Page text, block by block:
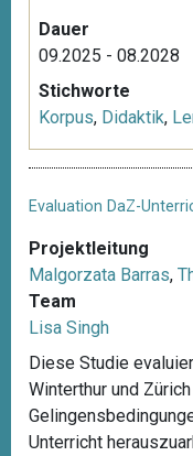
Dauer
09.2025 - 08.2028
Stichworte
Korpus, Didaktik,
Evaluation DaZ-
Projektleitung
Malgorzata Barras,
Team
Lisa Singh
Diese Studie
Winterthur und
Unterricht